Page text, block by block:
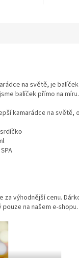
na světě, je
balíček přímo na míru.
kamarádce na
za výhodnější cenu.
na našem e-shopu.